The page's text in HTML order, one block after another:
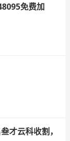
免费加
才云科收割，